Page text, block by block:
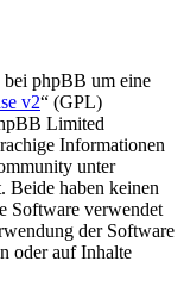
bei phpBB um eine
v2“ (GPL)
Limited
Informationen
unter
Beide haben keinen
Software verwendet
der Software
oder auf Inhalte